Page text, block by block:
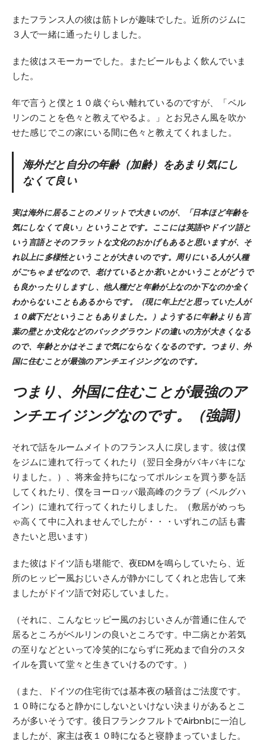
またフランス人の彼は筋トレが趣味でした。近所のジムに
３人で一緒に通ったりしました。
また彼はスモーカーでした。またビールもよく飲んでいま
した。
年で言うと僕と１０歳ぐらい離れているのですが、「ベル
リンのことを色々と教えてやるよ。」とお兄さん風を吹か
せた感じでこの家にいる間に色々と教えてくれました。
海外だと自分の年齢（加齢）をあまり気にし
なくて良い
実は海外に居ることのメリットで大きいのが、「日本ほど年齢を
気にしなくて良い」ということです。ここには英語やドイツ語と
いう言語とそのフラットな文化のおかげもあると思いますが、そ
れ以上に多様性ということが大きいのです。周りにいる人が人種
がごちゃまぜなので、老けているとか若いとかいうことがどうで
も良かったりしますし、他人種だと年齢が上なのか下なのか全く
わからないこともあるからです。（現に年上だと思っていた人が
１０歳下だということもありました。）ようするに年齢よりも言
葉の壁とか文化などのバックグラウンドの違いの方が大きくなる
ので、年齢とかはそこまで気にならなくなるのです。 つまり、外
国に住むことが最強のアンチエイジングなのです。
つまり、外国に住むことが最強のア
ンチエイジングなのです。（強調）
それで話をルームメイトのフランス人に戻します。彼は僕
をジムに連れて行ってくれたり（翌日全身がバキバキにな
りました。）、将来金持ちになってポルシェを買う夢を話
してくれたり、僕をヨーロッパ最高峰のクラブ（ベルグハ
イン）に連れて行ってくれたりしました。（敷居がめっち
ゃ高くて中に入れませんでしたが・・・いずれこの話も書
きたいと思います）
また彼はドイツ語も堪能で、夜EDMを鳴らしていたら、近
所のヒッピー風おじいさんが静かにしてくれと忠告して来
ましたがドイツ語で対応していました。
（それに、こんなヒッピー風のおじいさんが普通に住んで
居るところがベルリンの良いところです。中二病とか若気
の至りなどといって冷笑的にならずに死ぬまで自分のスタ
イルを貫いて堂々と生きていけるのです。）
（また、ドイツの住宅街では基本夜の騒音はご法度です。
１０時になると静かにしないといけない決まりがあるとこ
ろが多いそうです。後日フランクフルトでAirbnbに一泊し
ましたが、家主は夜１０時になると寝静まっていました。